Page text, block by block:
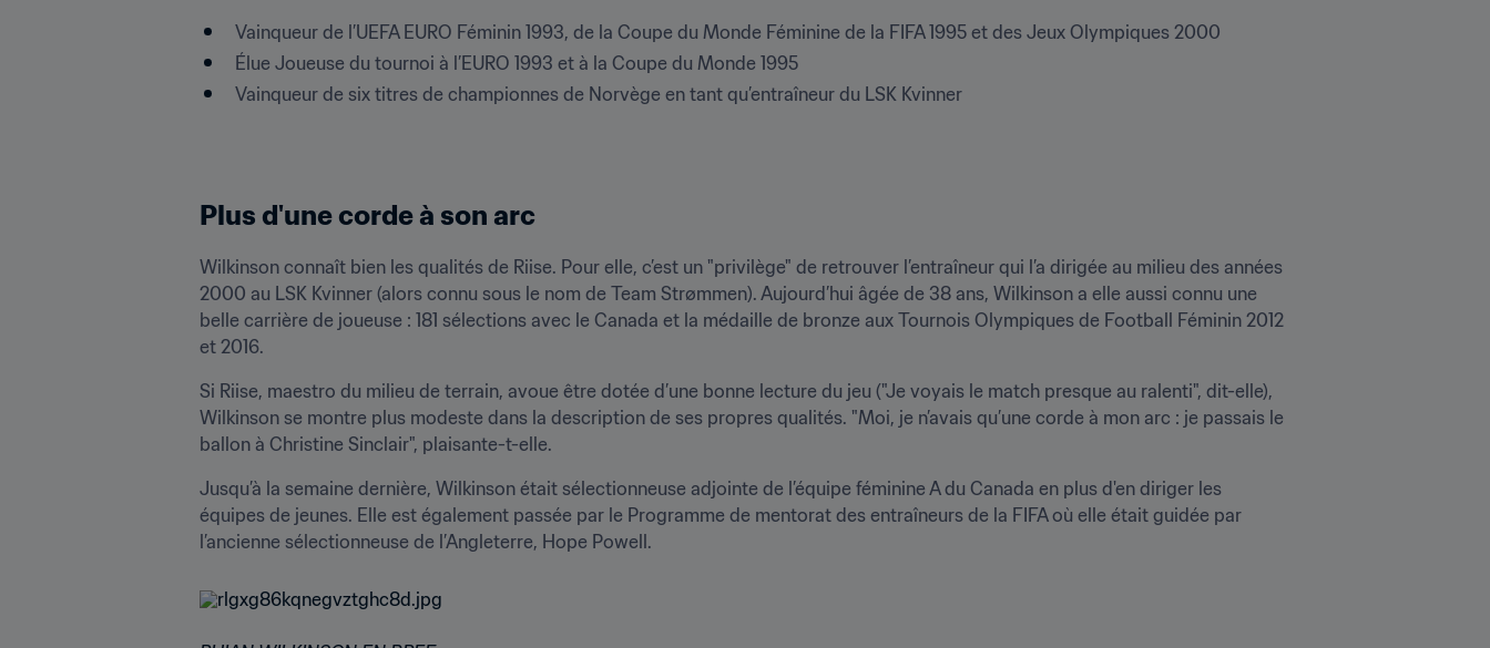
Vainqueur de l’UEFA EURO Féminin 1993, de la Coupe du Monde Féminine de la FIFA 1995 et des Jeux Olympiques 2000
Élue Joueuse du tournoi à l’EURO 1993 et à la Coupe du Monde 1995
Vainqueur de six titres de championnes de Norvège en tant qu’entraîneur du LSK Kvinner
Plus d'une corde à son arc
Wilkinson connaît bien les qualités de Riise. Pour elle, c’est un "privilège" de retrouver l’entraîneur qui l’a dirigée au milieu des années
2000 au LSK Kvinner (alors connu sous le nom de Team Strømmen). Aujourd’hui âgée de 38 ans, Wilkinson a elle aussi connu une
belle carrière de joueuse : 181 sélections avec le Canada et la médaille de bronze aux Tournois Olympiques de Football Féminin 2012
et 2016.
Si Riise, maestro du milieu de terrain, avoue être dotée d’une bonne lecture du jeu ("Je voyais le match presque au ralenti", dit-elle),
Wilkinson se montre plus modeste dans la description de ses propres qualités. "Moi, je n’avais qu’une corde à mon arc : je passais le
ballon à Christine Sinclair", plaisante-t-elle.
Jusqu’à la semaine dernière, Wilkinson était sélectionneuse adjointe de l’équipe féminine A du Canada en plus d'en diriger les
équipes de jeunes. Elle est également passée par le Programme de mentorat des entraîneurs de la FIFA où elle était guidée par
l’ancienne sélectionneuse de l’Angleterre, Hope Powell.